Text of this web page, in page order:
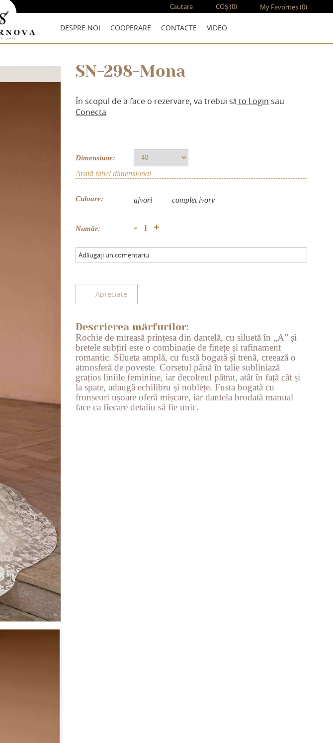
Căutare COȘ(0) My Favorites(0)
DESPRE NOI COOPERARE CONTACTE VIDEO
SN-298-Mona
În scopul de a face o rezervare, va trebui săto Login sau
Conecta
Dimensiune:
Arată tabel dimensional
Culoare: аjvori complet ivory
Număr: - +
Adăugați un comentariu
Apreciate
Descrierea mărfurilor:
Rochie de mireasă prințesa din dantelă, cu siluetă în „A” și
bretele subțiri este o combinație de finețe și rafinament
romantic. Silueta amplă, cu fustă bogată și trenă, creează o
atmosferă de poveste. Corsetul până în talie subliniază
grațios liniile feminine, iar decolteul pătrat, atât în față cât și
la spate, adaugă echilibru și noblețe. Fusta bogată cu
fronseuri ușoare oferă mișcare, iar dantela brodată manual
face ca fiecare detaliu să fie unic.